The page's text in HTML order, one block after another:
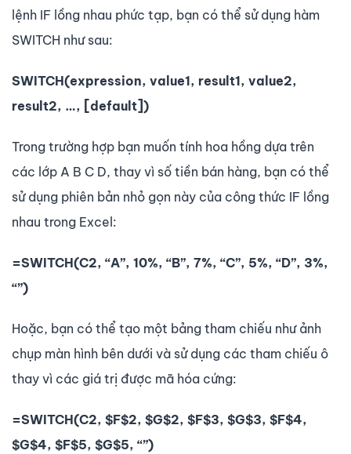
lệnh IF lồng nhau phức tạp, bạn có thể sử dụng hàm
SWITCH như sau:
SWITCH(expression, value1, result1, value2,
result2, …, [default])
Trong trường hợp bạn muốn tính hoa hồng dựa trên
các lớp A B C D, thay vì số tiền bán hàng, bạn có thể
sử dụng phiên bản nhỏ gọn này của công thức IF lồng
nhau trong Excel:
=SWITCH(C2, “A”, 10%, “B”, 7%, “C”, 5%, “D”, 3%,
“”)
Hoặc, bạn có thể tạo một bảng tham chiếu như ảnh
chụp màn hình bên dưới và sử dụng các tham chiếu ô
thay vì các giá trị được mã hóa cứng:
=SWITCH(C2, $F$2, $G$2, $F$3, $G$3, $F$4,
$G$4, $F$5, $G$5, “”)